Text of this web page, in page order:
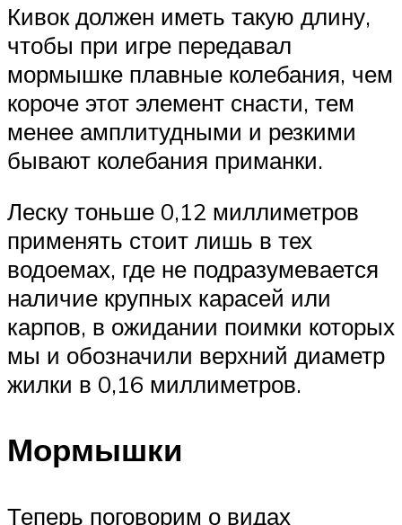
Кивок должен иметь такую длину,
чтобы при игре передавал
мормышке плавные колебания, чем
короче этот элемент снасти, тем
менее амплитудными и резкими
бывают колебания приманки.
Леску тоньше 0,12 миллиметров
применять стоит лишь в тех
водоемах, где не подразумевается
наличие крупных карасей или
карпов, в ожидании поимки которых
мы и обозначили верхний диаметр
жилки в 0,16 миллиметров.
Мормышки
Теперь поговорим о видах